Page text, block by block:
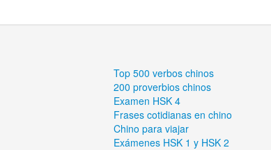
Top 500 verbos chinos
200 proverbios chinos
Examen HSK 4
Frases cotidianas en chino
Chino para viajar
Exámenes HSK 1 y HSK 2